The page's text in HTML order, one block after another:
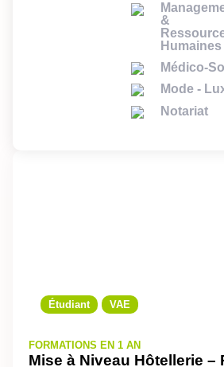
Étudiant VAE
FORMATIONS EN 1 AN
Mise à Niveau Hôtellerie –
&
Humaines
Médico-
Mode -
Notariat